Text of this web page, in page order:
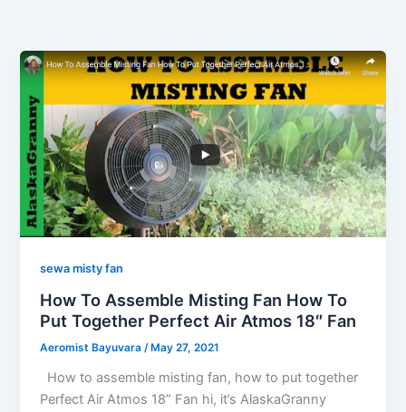
sewa misty fan
How To Assemble Misting Fan How To
Put Together Perfect Air Atmos 18″ Fan
Aeromist Bayuvara/ May 27, 2021
How to assemble misting fan, how to put together
Perfect Air Atmos 18” Fan hi, it’s AlaskaGranny